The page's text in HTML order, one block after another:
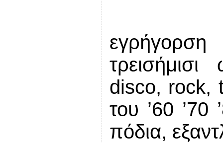
disco, rock,
του ’60 ’70
πόδια,